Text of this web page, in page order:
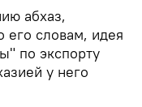
абхаз,
словам, идея
по экспорту
у него